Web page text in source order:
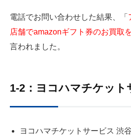
電話でお問い合わせした結果、「
店舗でamazonギフト券のお買取
言われました。
1-2：ヨコハマチケット
ヨコハマチケットサービス 渋